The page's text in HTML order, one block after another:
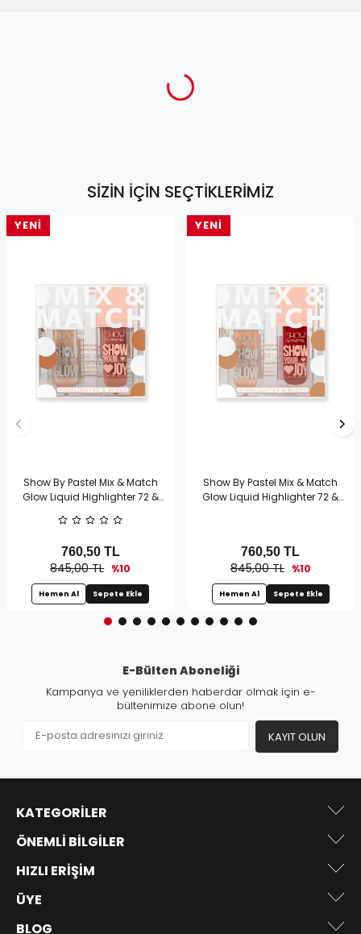
SIZIN İÇIN SEÇTIKLERIMIZ
YENI
Show By Pastel Mix & Match
Glow Liquid Highlighter 72 &
845,00 TL %10
760,50TL
Hemen Al Sepete Ekle
YENI
Show By Pastel Mix & Match
Glow Liquid Highlighter 72 &
845,00 TL %10
760,50 TL
Hemen Al Sepete Ekle
E-Bülten Aboneliği
Kampanya ve yeniliklerden haberdar olmak için e-
bültenimize abone olun!
KAYIT OLUN
KATEGORILER
ÖNEMLI BILGILER
HIZLI ERIŞIM
ÜYE
BLOG